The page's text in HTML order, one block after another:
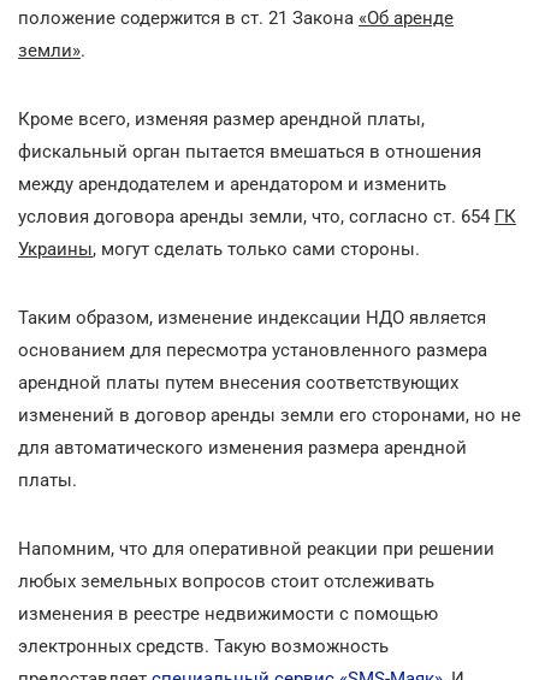
положение содержится в ст. 21 Закона «Об аренде
земли».
Кроме всего, изменяя размер арендной платы,
фискальный орган пытается вмешаться в отношения
между арендодателем и арендатором и изменить
условия договора аренды земли, что, согласно ст. 654 ГК
Украины, могут сделать только сами стороны.
Таким образом, изменение индексации НДО является
основанием для пересмотра установленного размера
арендной платы путем внесения соответствующих
изменений в договор аренды земли его сторонами, но не
для автоматического изменения размера арендной
платы.
Напомним, что для оперативной реакции при решении
любых земельных вопросов стоит отслеживать
изменения в реестре недвижимости с помощью
электронных средств. Такую возможность